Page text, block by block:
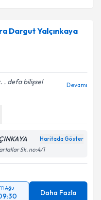
Dargut Yalçınkaya
. defa bilişsel
Devamı
Haritada Göster
Sk. no:4/1
11 Ağu
Daha Fazla